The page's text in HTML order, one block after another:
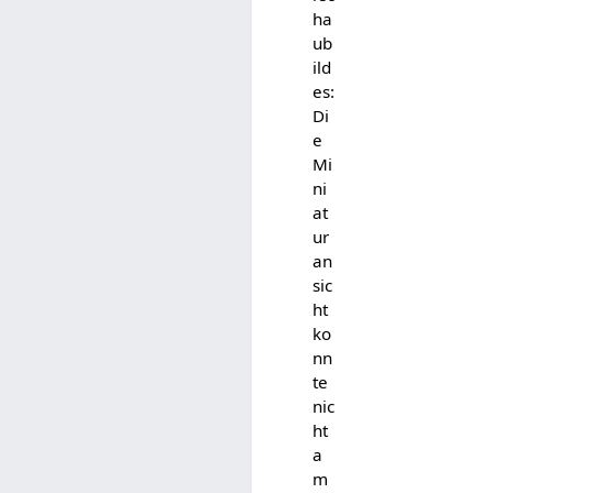
ha
ub
ild
es:
Di
e
Mi
ni
at
ur
an
sic
ht
ko
nn
te
nic
ht
a
m